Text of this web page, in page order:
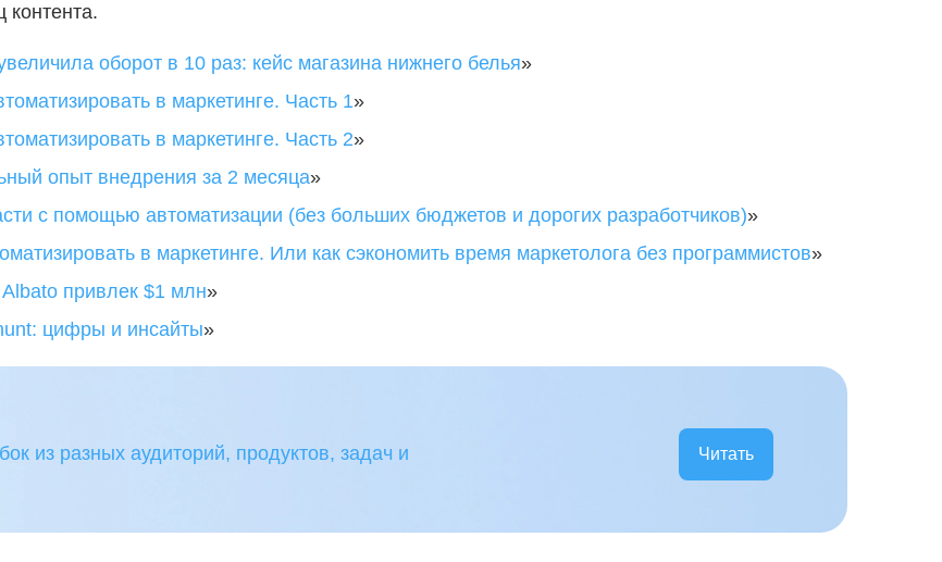
оборот в 10 раз: кейс магазина нижнего белья»
в маркетинге. Часть 1»
в маркетинге. Часть 2»
опыт внедрения за 2 месяца»
с помощью автоматизации (без больших бюджетов и дорогих разработчиков)»
в маркетинге. Или как сэкономить время маркетолога без программистов»
привлек $1 млн»
цифры и инсайты»
из разных аудиторий, продуктов, задач и
Читать